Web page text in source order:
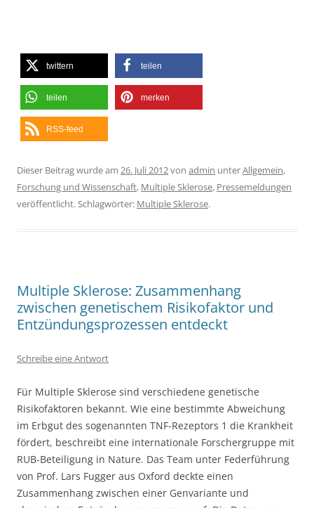
twittern teilen
teilen merken
RSS-feed
Dieser Beitrag wurde am 26. Juli 2012von admin unterAllgemein,
Forschung und Wissenschaft, Multiple Sklerose, Pressemeldungen
veröffentlicht. Schlagwörter: Multiple Sklerose.
Multiple Sklerose: Zusammenhang
zwischen genetischem Risikofaktor und
Entzündungsprozessen entdeckt
Schreibe eine Antwort
Für Multiple Sklerose sind verschiedene genetische
Risikofaktoren bekannt. Wie eine bestimmte Abweichung
im Erbgut des sogenannten TNF-Rezeptors 1 die Krankheit
fördert, beschreibt eine internationale Forschergruppe mit
RUB-Beteiligung in Nature. Das Team unter Federführung
von Prof. Lars Fugger aus Oxford deckte einen
Zusammenhang zwischen einer Genvariante und